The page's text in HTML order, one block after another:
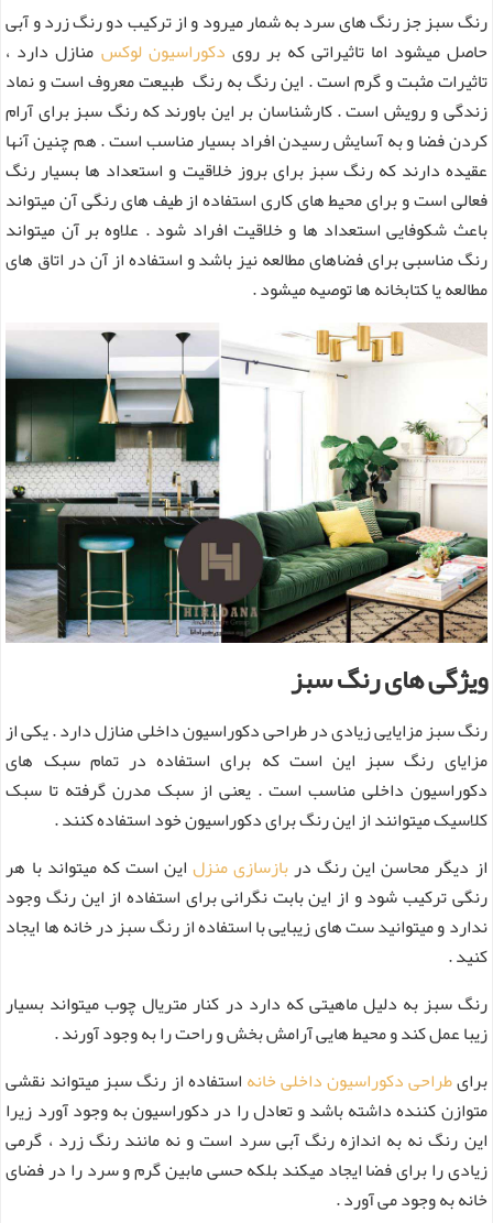
رنگ سبز جز رنگ های سرد به شمار میرود و از ترکیب دو رنگ زرد و آبی
حاصل میشود اما تاثیراتی که بر روی دکوراسیون لوکس منازل دارد ،
تاثیرات مثبت و گرم است . این رنگ به رنگ طبیعت معروف است و نماد
زندگی و رویش است . کارشناسان بر این باورند که رنگ سبز برای آرام
کردن فضا و به آسایش رسیدن افراد بسیار مناسب است . هم چنین آنها
عقیده دارند که رنگ سبز برای بروز خلاقیت و استعداد ها بسیار رنگ
فعالی است و برای محیط های کاری استفاده از طیف های رنگی آن میتواند
باعث شکوفایی استعداد ها و خلاقیت افراد شود . علاوه بر آن میتواند
رنگ مناسبی برای فضاهای مطالعه نیز باشد و استفاده از آن در اتاق های
مطالعه یا کتابخانه ها توصیه میشود .
ویژگی های رنگ سبز
رنگ سبز مزایایی زیادی در طراحی دکوراسیون داخلی منازل دارد . یکی از
مزایای رنگ سبز این است که برای استفاده در تمام سبک های
دکوراسیون داخلی مناسب است . یعنی از سبک مدرن گرفته تا سبک
کلاسیک میتوانند از این رنگ برای دکوراسیون خود استفاده کنند .
از دیگر محاسن این رنگ دربازسازی منزل این است که میتواند با هر
رنگی ترکیب شود و از این بابت نگرانی برای استفاده از این رنگ وجود
ندارد و میتوانید ست های زیبایی با استفاده از رنگ سبز در خانه ها ایجاد
کنید .
رنگ سبز به دلیل ماهیتی که دارد در کنار متریال چوب میتواند بسیار
زیبا عمل کند و محیط هایی آرامش بخش و راحت را به وجود آورند .
برایطراحی دکوراسیون داخلی خانهاستفاده از رنگ سبز میتواند نقشی
متوازن کننده داشته باشد و تعادل را در دکوراسیون به وجود آورد زیرا
این رنگ نه به اندازه رنگ آبی سرد است و نه مانند رنگ زرد ، گرمی
زیادی را برای فضا ایجاد میکند بلکه حسی مابین گرم و سرد را در فضای
خانه به وجود می آورد .